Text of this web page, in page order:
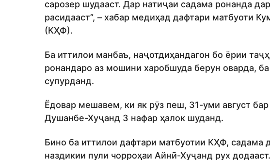
сарозер шудааст. Дар натиҷаи садама ронанда
расидааст”, – хабар медиҳад дафтари матбуоти
(КҲФ).
Ба иттилои манбаъ, наҷотдиҳандагон бо ёрии
ронандаро аз мошини харобшуда берун оварда,
супурданд.
Ёдовар мешавем, ки як рӯз пеш, 31-уми август
Душанбе-Хуҷанд 3 нафар ҳалок шуданд.
Бино ба иттилои дафтари матбуотии КҲФ, садама
наздикии пули чорроҳаи Айнӣ-Хуҷанд рух додааст.